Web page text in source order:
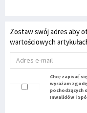
Zostaw swój adres aby
wartościowych
Chcę zapisać
wyrażam
pochodzących
Inwalidów i